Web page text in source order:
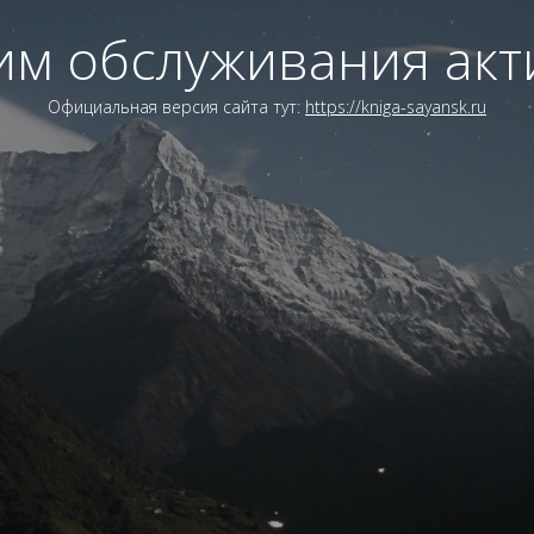
обслуживания
Официальная версия сайта тут: https://kniga-sayansk.ru